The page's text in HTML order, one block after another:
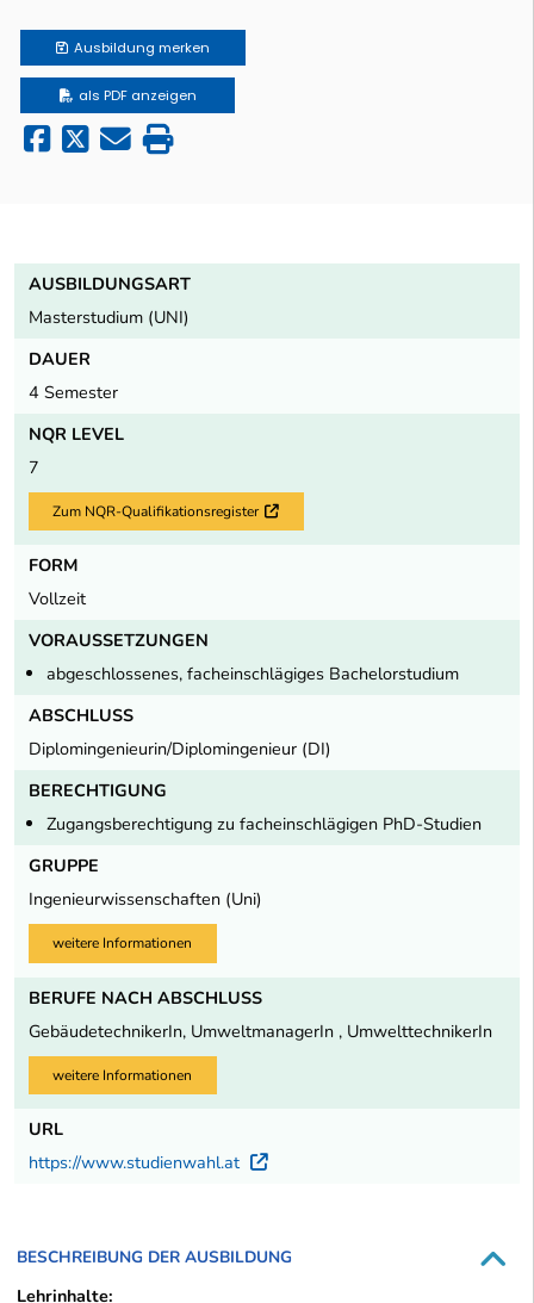
Ausbildung merken
als PDF anzeigen
AUSBILDUNGSART
Masterstudium (UNI)
DAUER
4 Semester
NQR LEVEL
7
Zum NQR-Qualifikationsregister Externer Link
FORM
Vollzeit
VORAUSSETZUNGEN
abgeschlossenes, facheinschlägiges Bachelorstudium
ABSCHLUSS
Diplomingenieurin/Diplomingenieur (DI)
BERECHTIGUNG
Zugangsberechtigung zu facheinschlägigen PhD-Studien
GRUPPE
Ingenieurwissenschaften (Uni)
weitere Informationen
BERUFE NACH ABSCHLUSS
GebäudetechnikerIn, UmweltmanagerIn , UmwelttechnikerIn
weitere Informationen
URL
https://www.studienwahl.at
Externer Link
BESCHREIBUNG DER AUSBILDUNG
Lehrinhalte: